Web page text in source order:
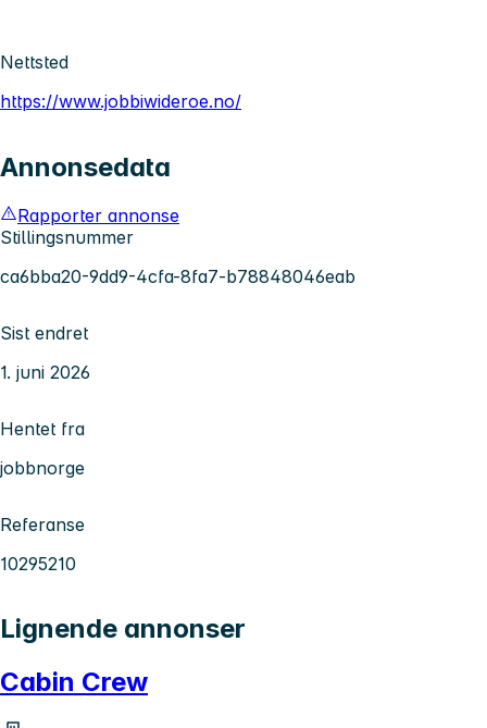
Nettsted
https://www.jobbiwideroe.no/
Annonsedata
Rapporter annonse
Stillingsnummer
ca6bba20-9dd9-4cfa-8fa7-b78848046eab
Sist endret
1. juni 2026
Hentet fra
jobbnorge
Referanse
10295210
Lignende annonser
Cabin Crew